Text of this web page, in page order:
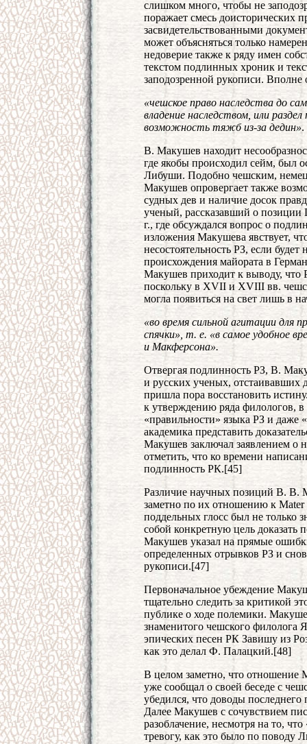
слишком много, чтобы не
поражает смесь доисторических
засвидетельствованными
может объясняться только
недоверие также к ряду имен
текстом подлинных хроник и
заподозренной рукописи. Вполне
«чешское право наследства до
владение наследством, или раздел
возможность тяжб из-за дедин».
В. Макушев находит
где якобы происходил сейм, был
Либуши. Подобно чешским,
Макушев опровергает также
судных дев и наличие досок
ученый, рассказавший о
г., где обсуждался вопрос о
изложения Макушева явствует,
несостоятельность РЗ, если
происхождения майората в
Макушев приходит к выводу, что
поскольку в XVII и XVIII вв.
могла появиться на свет лишь в
«во время сильной агитации для
спячки», т. е. «в самое удобное
и Макферсона».
Отвергая подлинность РЗ, В.
и русских ученых, отстаивавших
пришла пора восстановить
к утверждению ряда филологов,
«правильности» языка РЗ и даже
академика представить
Макушев заключал заявлением о
отметить, что ко времени
подлинность РК.[45]
Различие научных позиций В. В.
заметно по их отношению к
поддельных глосс был не только
собой конкретную цель
Макушев указал на прямые
определенных отрывков РЗ и
рукописи.[47]
Первоначальное убеждение
тщательно следить за критикой
публике о ходе полемики.
знаменитого чешского филолога
эпических песен РК Завишу из
как это делал Ф. Палацкий.[48]
В целом заметно, что отношение
уже сообщал о своей беседе с
убедился, что доводы
Далее Макушев с сочувствием
разоблачение, несмотря на то,
тревогу, как это было по